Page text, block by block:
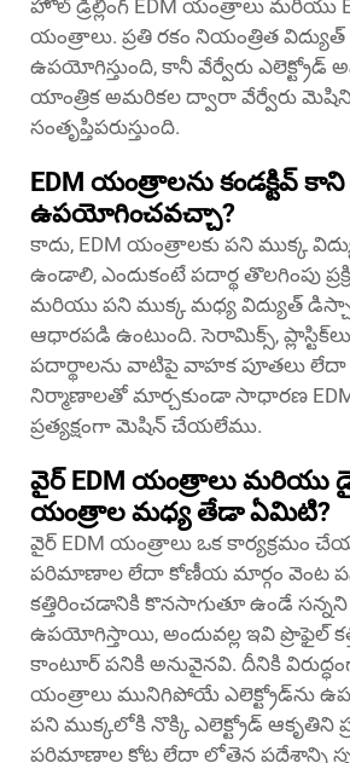
హోల్ డ్రిల్లింగ్ EDM యంత్రాలు మరియు
యంత్రాలు. ప్రతి రకం నియంత్రిత
ఉపయోగిస్తుంది, కానీ వేర్వేరు
యాంత్రిక అమరికల ద్వారా వేర్వేరు
సంతృప్తిపరుస్తుంది.
EDM యంత్రాలను కండక్టివ్
ఉపయోగించవచ్చా?
కాదు, EDM యంత్రాలకు పని ముక్క
ఉండాలి, ఎందుకంటే పదార్థ తొలగింపు
మరియు పని ముక్క మధ్య విద్యుత్
ఆధారపడి ఉంటుంది. సెరామిక్స్,
పదార్థాలను వాటిపై వాహక పూతలు
నిర్మాణాలతో మార్చకుండా సాధారణ
ప్రత్యక్షంగా మెషిన్ చేయలేము.
వైర్ EDM యంత్రాలు మరియు డై
యంత్రాల మధ్య తేడా ఏమిటి?
వైర్ EDM యంత్రాలు ఒక కార్యక్రమం
పరిమాణాల లేదా కోణీయ మార్గం వెంట
కత్తిరించడానికి కొనసాగుతూ ఉండే సన్నని
ఉపయోగిస్తాయి, అందువల్ల ఇవి ప్రొఫైల్
కాంటూర్ పనికి అనువైనవి. దీనికి
యంత్రాలు మునిగిపోయే ఎలెక్ట్రోడ్‌ను
పని ముక్కలోకి నొక్కి ఎలెక్ట్రోడ్ ఆకృతిని
పరిమాణాల కోట లేదా లోతైన ప్రదేశాన్ని